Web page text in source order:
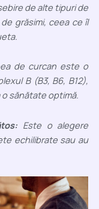
de alte tipuri de
grăsimi, ceea ce îl
de curcan este o
B (B3, B6, B12),
sănătate optimă.
Este o alegere
echilibrate sau au